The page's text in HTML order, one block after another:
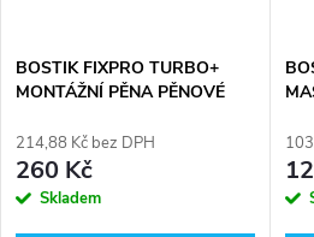
BOSTIK FIXPRO TURBO+
MONTÁŽNÍ PĚNA PĚNOVÉ
214,88 Kč bez DPH
260 Kč
Skladem